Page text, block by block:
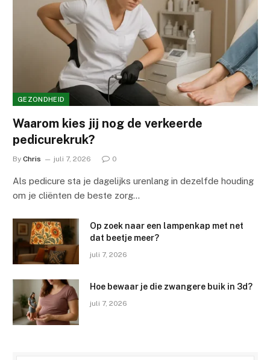
GEZONDHEID
Waarom kies jij nog de verkeerde
pedicurekruk?
By Chris juli 7, 2026 0
Als pedicure sta je dagelijks urenlang in dezelfde houding
om je cliënten de beste zorg…
Op zoek naar een lampenkap met net
dat beetje meer?
juli 7, 2026
Hoe bewaar je die zwangere buik in 3d?
juli 7, 2026